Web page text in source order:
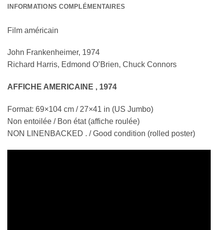
INFORMATIONS COMPLÉMENTAIRES
Film américain
John Frankenheimer, 1974
Richard Harris, Edmond O’Brien, Chuck Connors
AFFICHE AMERICAINE , 1974
Format: 69×104 cm / 27×41 in (US Jumbo)
Non entoilée / Bon état (affiche roulée)
NON LINENBACKED . / Good condition (rolled poster)